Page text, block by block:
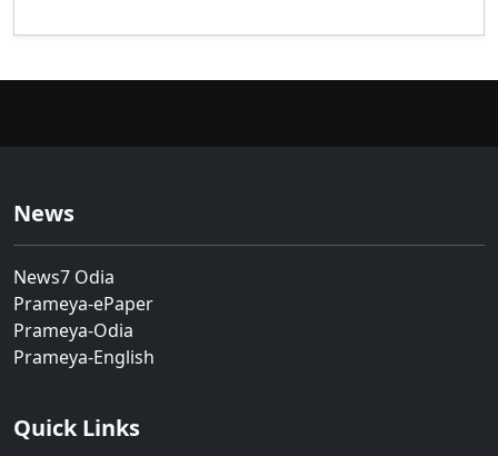
News
News7 Odia
Prameya-ePaper
Prameya-Odia
Prameya-English
Quick Links